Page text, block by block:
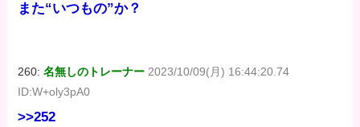
また“いつもの”か？
260:名無しのトレーナー 2023/10/09(月) 16:44:20.74
ID:W+oly3pA0
>>252